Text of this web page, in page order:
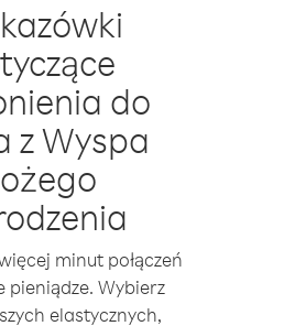
do
z Wyspa
minut połączeń
pieniądze. Wybierz
elastycznych,